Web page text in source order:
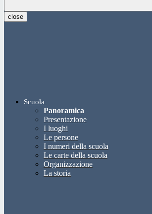
close
Scuola
Panoramica
Presentazione
I luoghi
Le persone
I numeri della scuola
Le carte della scuola
Organizzazione
La storia